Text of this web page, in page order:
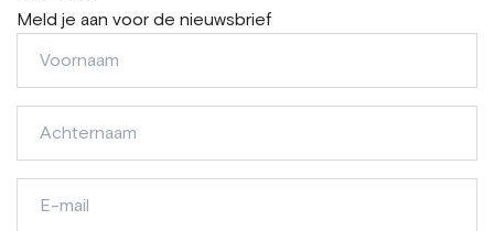
Meld je aan voor de nieuwsbrief
mail